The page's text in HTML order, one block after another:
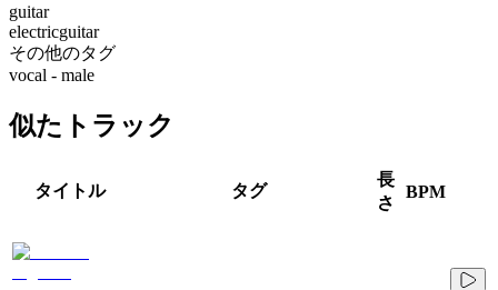
guitar
electricguitar
その他のタグ
vocal - male
似たトラック
タイトル タグ
長
さ
BPM